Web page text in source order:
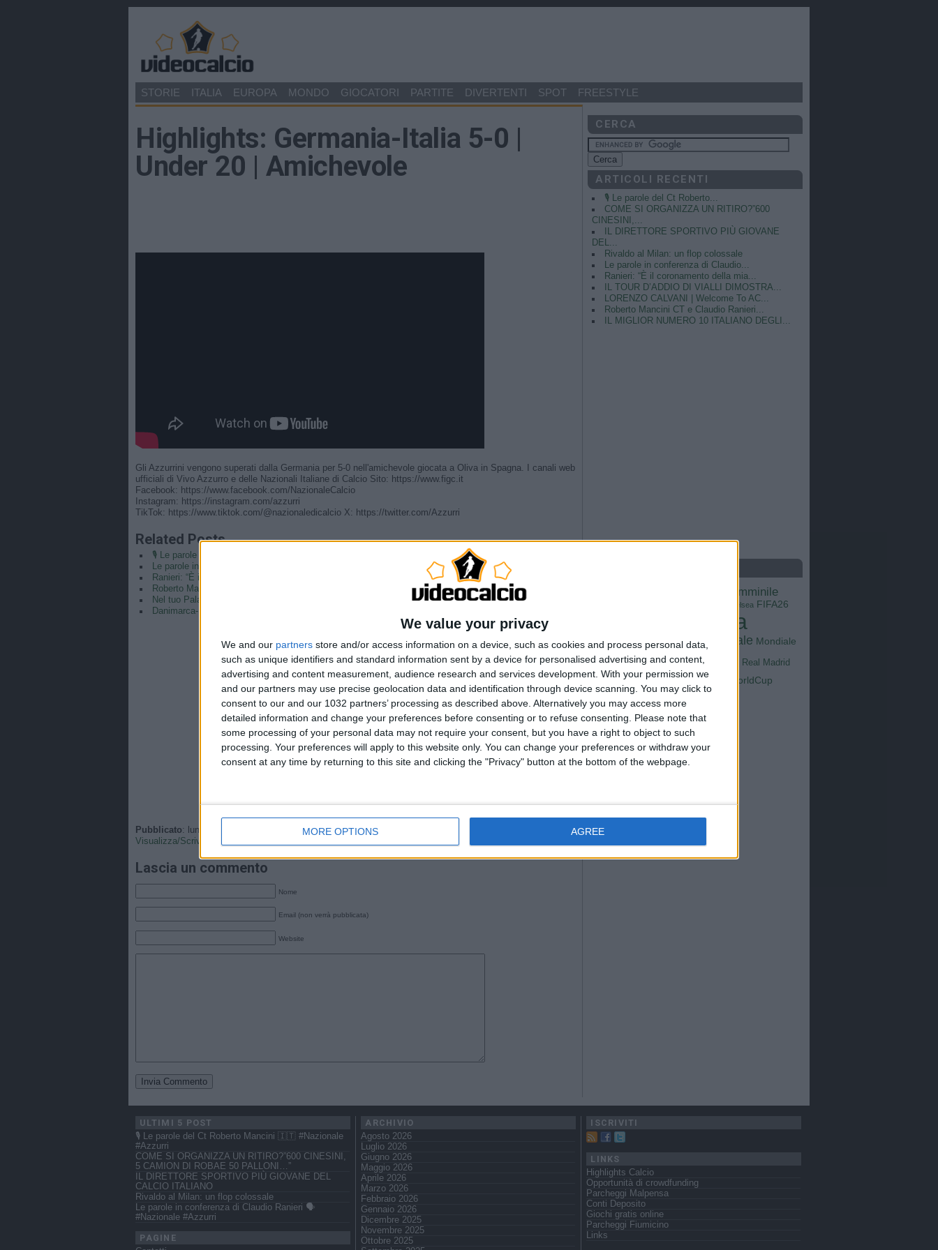
We value your privacy
We and our partners store and/or access information on a device, such as cookies and process personal data,
such as unique identifiers and standard information sent by a device for personalised advertising and content,
advertising and content measurement, audience research and services development. With your permission we
and our partners may use precise geolocation data and identification through device scanning. You may click to
consent to our and our 1032 partners’ processing as described above. Alternatively you may access more
detailed information and change your preferences before consenting or to refuse consenting.
Please note that
some processing of your personal data may not require your consent, but you have a right to object to such
processing. Your preferences will apply to this website only. You can change your preferences or withdraw your
consent at any time by returning to this site and clicking the "Privacy" button at the bottom of the webpage.
MORE OPTIONS AGREE
STORIE ITALIA EUROPA MONDO GIOCATORI PARTITE DIVERTENTI SPOT FREESTYLE
Highlights: Germania-Italia 5-0 |
Under 20 | Amichevole
Gli Azzurrini vengono superati dalla Germania per 5-0 nell'amichevole giocata a Oliva in Spagna. I canali web
ufficiali di Vivo Azzurro e delle Nazionali Italiane di Calcio Sito: https://www.figc.it​​​​
Facebook: https://www.facebook.com/NazionaleCalcio​
Instagram: https://instagram.com/azzurri​
TikTok: https://www.tiktok.com/@nazionaledicalcio X: https://twitter.com/Azzurri
Related Posts
🎙️ Le parole del Ct Roberto Mancini 🇮🇹 #Nazionale #Azzurri
Le parole in conferenza di Claudio Ranieri 🗣️ #Nazionale #Azzurri
Ranieri: “È il coronamento della mia carriera” | La presentazione del Direttore Tecnico
Roberto Mancini CT e Claudio Ranieri direttore tecnico | L’annuncio di Malagò
Nel tuo Palazzo può entrare… 👱🏻‍♀️⚽️#Nazionale #Azzurre
Danimarca-ITALIA 0-0 (5-4 d.c.r.) | Under 19 | Play-Off FIFA U20 World Cup 2027
--- Pubblicità ---
Pubblicato: lunedì, 17 Novembre 2025 - 20:57 da Istvan inNazionale
Visualizza/Scrivi
Lascia un commento
Nome
Email (non verrà pubblicata)
Website
CERCA
ARTICOLI RECENTI
🎙️ Le parole del Ct Roberto...
COME SI ORGANIZZA UN RITIRO?”600
CINESINI,...
IL DIRETTORE SPORTIVO PIÙ GIOVANE
DEL...
Rivaldo al Milan: un flop colossale
Le parole in conferenza di Claudio...
Ranieri: “È il coronamento della mia...
IL TOUR D’ADDIO DI VIALLI DIMOSTRA...
LORENZO CALVANI | Welcome To AC...
Roberto Mancini CT e Claudio Ranieri...
IL MIGLIOR NUMERO 10 ITALIANO DEGLI...
calcio femminile
Chelsea FIFA26
Italia
Juventus Lazio Milan Mondiale Mondiale
2026 Napoli Nazionale Real Madrid
Roma Sampdoria Serie A
WorldCup
WorldCup2026
ULTIMI 5 POST
🎙️ Le parole del Ct Roberto Mancini 🇮🇹 #Nazionale
#Azzurri
COME SI ORGANIZZA UN RITIRO?”600 CINESINI,
5 CAMION DI ROBAE 50 PALLONI…”
IL DIRETTORE SPORTIVO PIÙ GIOVANE DEL
CALCIO ITALIANO
Rivaldo al Milan: un flop colossale
Le parole in conferenza di Claudio Ranieri 🗣️
#Nazionale #Azzurri
PAGINE
ARCHIVIO
Agosto 2026
Luglio 2026
Giugno 2026
Maggio 2026
Aprile 2026
Marzo 2026
Febbraio 2026
Gennaio 2026
Dicembre 2025
Novembre 2025
Ottobre 2025
ISCRIVITI
LINKS
Highlights Calcio
Opportunità di crowdfunding
Parcheggi Malpensa
Conti Deposito
Giochi gratis online
Parcheggi Fiumicino
Links